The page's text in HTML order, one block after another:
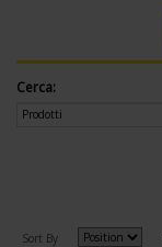
Cerca:
Sort By